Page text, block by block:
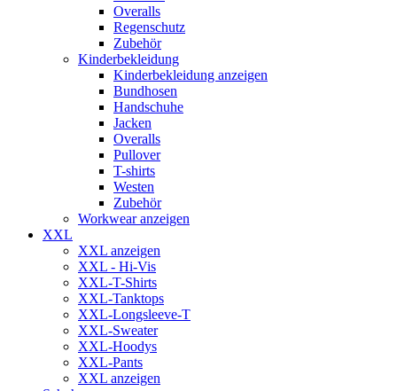
Overalls
Regenschutz
Zubehör
Kinderbekleidung
Kinderbekleidung anzeigen
Bundhosen
Handschuhe
Jacken
Overalls
Pullover
T-shirts
Westen
Zubehör
Workwear anzeigen
XXL
XXL anzeigen
XXL - Hi-Vis
XXL-T-Shirts
XXL-Tanktops
XXL-Longsleeve-T
XXL-Sweater
XXL-Hoodys
XXL-Pants
XXL anzeigen